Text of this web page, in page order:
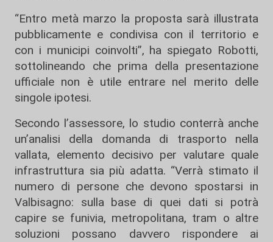
“Entro metà marzo la proposta sarà illustrata
pubblicamente e condivisa con il territorio e
con i municipi coinvolti”, ha spiegato Robotti,
sottolineando che prima della presentazione
ufficiale non è utile entrare nel merito delle
singole ipotesi.
Secondo l’assessore, lo studio conterrà anche
un’analisi della domanda di trasporto nella
vallata, elemento decisivo per valutare quale
infrastruttura sia più adatta. “Verrà stimato il
numero di persone che devono spostarsi in
Valbisagno: sulla base di quei dati si potrà
capire se funivia, metropolitana, tram o altre
soluzioni possano davvero rispondere ai